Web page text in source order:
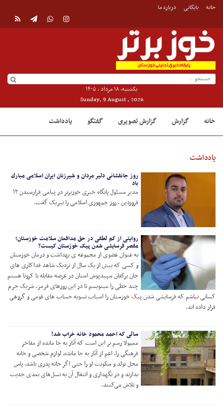
خانه بایگانی درباره ما
یکشنبه, ۱۸ مرداد , ۱۴۰۵
Sunday, 9 August , 2026
خانه گزارش گزارش تصویری گفتگو یادداشت
یادداشت
روز جانفشانی دلیر مردان و شیرزنان ایران اسلامی مبارك
باد
مدیر مسئول پایگاه خبری خوزبرتر در پیامی فرارسیدن ۱۲
فروردین ، روز جمهوری اسلامی را تبریک گفت.
روایتی از کم لطفی در حق مدافعان سلامت خوزستان؛
مقصر فرسایشی شدن پیک خوزستان کیست؟
به عنوان عضوی از مجموعه ی بهداشت و درمان خوزستان
و کسی که بیش از یک سال از نزدیک شاهد فداکاری های
جان برکفان سپیدپوش استان در عرصه مقابله با کرونا هستم
چند خطی را مینویسم تا در این روزهای قرمز، شریک جرم
کسانی نباشم که فرسایشی شدن پیک خوزستان را اسباب تسویه حساب های قومی و گروهی
قرار داده اند.
سالی که احمد محمود خانه خراب شد!
معمولا رسم بر این است که آثار به جا مانده از مفاخر
فرهنگی را، اعم از آثار به جا مانده، لوازم شخصی و خانه
محل تولد و سکونت او را حتی اگر خانه پدری باشد، پاس
بدارند و در نگهداری و انتقال آن به نسل‌های بعدی جدیت
و تلاش می‌کنند.